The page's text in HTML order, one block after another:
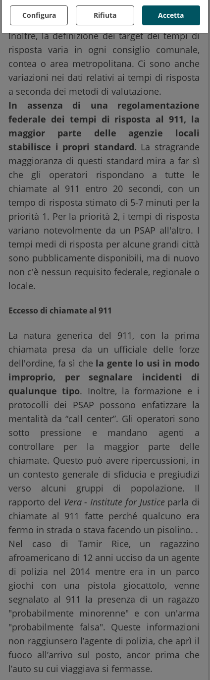
Configura Rifiuta Accetta
A causa dell'eterogeneità dei codici di invio, i
target dei tempi di risposta possono variare.
Inoltre, la definizione dei target dei tempi di
risposta varia in ogni consiglio comunale,
contea o area metropolitana. Ci sono anche
variazioni nei dati relativi ai tempi di risposta
a seconda dei metodi di valutazione.
In assenza di una regolamentazione
federale dei tempi di risposta al 911, la
maggior parte delle agenzie locali
stabilisce i propri standard. La stragrande
maggioranza di questi standard mira a far sì
che gli operatori rispondano a tutte le
chiamate al 911 entro 20 secondi, con un
tempo di risposta stimato di 5-7 minuti per la
priorità 1. Per la priorità 2, i tempi di risposta
variano notevolmente da un PSAP all'altro. I
tempi medi di risposta per alcune grandi città
sono pubblicamente disponibili, ma di nuovo
non c'è nessun requisito federale, regionale o
locale.
Eccesso di chiamate al 911
La natura generica del 911, con la prima
chiamata presa da un ufficiale delle forze
dell'ordine, fa sì che la gente lo usi in modo
improprio, per segnalare incidenti di
qualunque tipo. Inoltre, la formazione e i
protocolli dei PSAP possono enfatizzare la
mentalità da “call center”. Gli operatori sono
sotto pressione e mandano agenti a
controllare per la maggior parte delle
chiamate. Questo può avere ripercussioni, in
un contesto generale di sfiducia e pregiudizi
verso alcuni gruppi di popolazione. Il
rapporto del Vera - Institute for Justiceparla di
chiamate al 911 fatte perché qualcuno era
fermo in strada o stava facendo un pisolino. .
Nel caso di Tamir Rice, un ragazzino
afroamericano di 12 anni ucciso da un agente
di polizia nel 2014 mentre era in un parco
giochi con una pistola giocattolo, venne
segnalato al 911 la presenza di un ragazzo
"probabilmente minorenne" e con un'arma
"probabilmente falsa". Queste informazioni
non raggiunsero l’agente di polizia, che aprì il
fuoco all’arrivo sul posto, ancor prima che
l’auto su cui viaggiava si fermasse.